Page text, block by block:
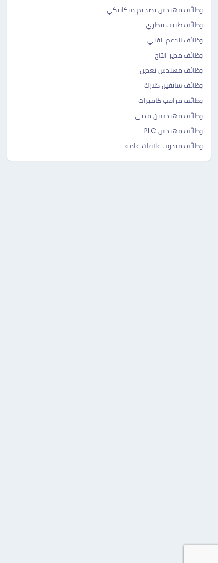
وظائف مهندس تصميم ميكانيكي
وظائف طبيب بيطري
وظائف الدعم الفني
وظائف مدير انتاج
وظائف مهندس تعدين
وظائف سائقين كلارك
وظائف مراقب كاميرات
وظائف مهندسين مدنى
وظائف مهندس PLC
وظائف مندوب علاقات عامه